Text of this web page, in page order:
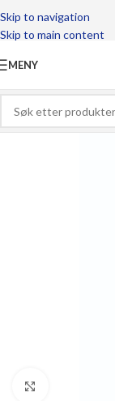
Skip to navigation
Skip to main content
MENY